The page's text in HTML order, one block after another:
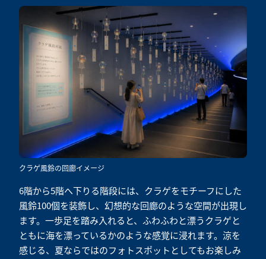
クラゲ風鈴の回廊イメージ
6階から5階へ下りる階段には、クラゲをモチーフにした
風鈴100個を装飾し、幻想的な回廊のような空間が出現し
ます。一歩足を踏み入れると、ふわふわと漂うクラゲと
ともに海を漂っているかのような感覚に浸れます。涼を
感じる、夏ならではのフォトスポットとしてもお楽しみ